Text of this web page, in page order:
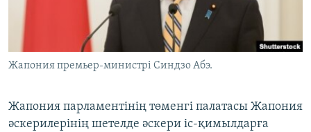
ЖАЗЫЛЫҢЫЗ
Жапония премьер-министрі Синдзо Абэ.
Жапония парламентінің төменгі палатасы Жапония
әскерилерінің шетелде әскери іс-қимылдарға